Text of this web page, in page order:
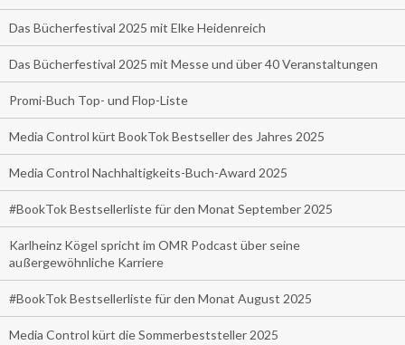
Das Bücherfestival 2025 mit Elke Heidenreich
Das Bücherfestival 2025 mit Messe und über 40 Veranstaltungen
Promi-Buch Top- und Flop-Liste
Media Control kürt BookTok Bestseller des Jahres 2025
Media Control Nachhaltigkeits-Buch-Award 2025
#BookTok Bestsellerliste für den Monat September 2025
Karlheinz Kögel spricht im OMR Podcast über seine
außergewöhnliche Karriere
#BookTok Bestsellerliste für den Monat August 2025
Media Control kürt die Sommerbeststeller 2025